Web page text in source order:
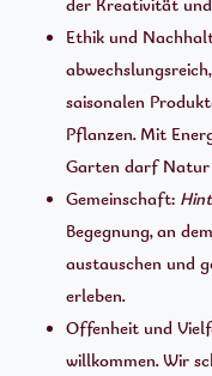
der Kreativität
Ethik und
saisonalen
Pflanzen. Mit
Garten darf Natur
Gemeinschaft:
Begegnung, an
austauschen und
erleben.
Offenheit und
willkommen. Wir